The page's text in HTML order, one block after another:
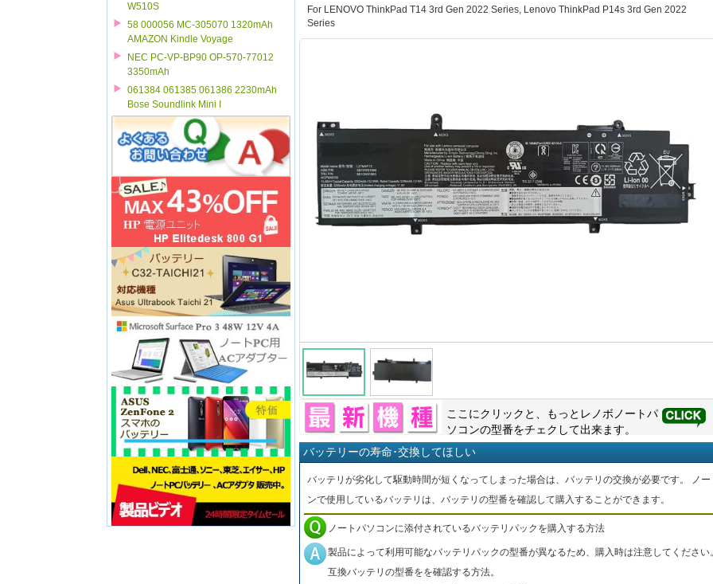
W510S
58 000056 MC-305070 1320mAh
AMAZON Kindle Voyage
NEC PC-VP-BP90 OP-570-77012
3350mAh
061384 061385 061386 2230mAh
Bose Soundlink Mini I
For LENOVO ThinkPad T14 3rd Gen 2022 Series, Lenovo ThinkPad P14s 3rd Gen 2022
Series
ここにクリックと、もっと レノボ ノートパ
ソコンの型番をチェクして出来ます。
バッテリーの寿命･交換してほしい
バッテリが劣化して駆動時間が短くなってしまった場合は、バッテリの交換が必要です。 ノー
ンで使用しているバッテリは、バッテリの型番を確認して購入することができます。
ノートパソコンに添付されているバッテリパックを購入する方法
製品によって利用可能なバッテリパックの型番が異なるため、購入時は注意してください
互換バッテリの型番をを確認する方法。